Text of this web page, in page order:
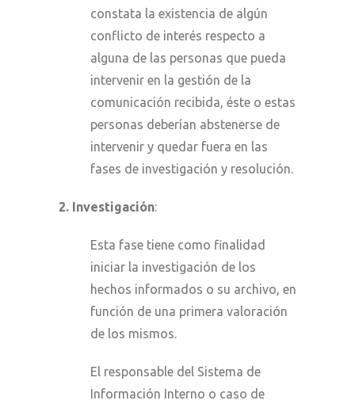
constata la existencia de algún
conflicto de interés respecto a
alguna de las personas que pueda
intervenir en la gestión de la
comunicación recibida, éste o estas
personas deberían abstenerse de
intervenir y quedar fuera en las
fases de investigación y resolución.
2. Investigación:
Esta fase tiene como finalidad
iniciar la investigación de los
hechos informados o su archivo, en
función de una primera valoración
de los mismos.
El responsable del Sistema de
Información Interno o caso de